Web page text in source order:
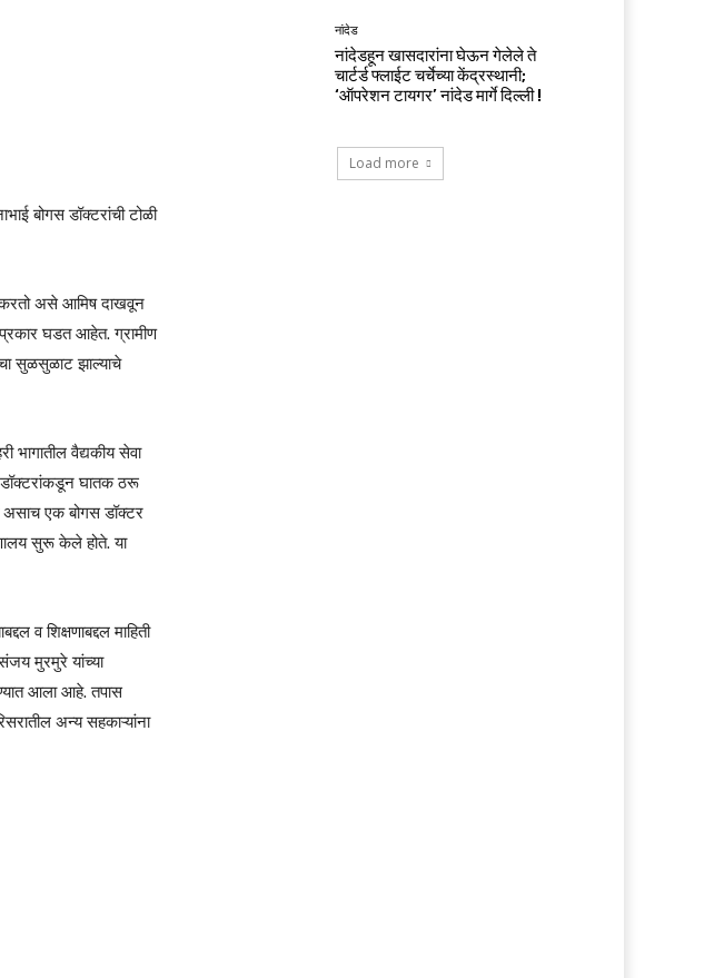
बोगस डॉक्टरांची टोळी
करतो असे आमिष दाखवून
प्रकार घडत आहेत. ग्रामीण
सुळसुळाट झाल्याचे
भागातील वैद्यकीय सेवा
डॉक्टरांकडून घातक ठरू
असाच एक बोगस डॉक्टर
सुरू केले होते. या
व शिक्षणाबद्दल माहिती
मुरमुरे यांच्या
आला आहे. तपास
अन्य सहकाऱ्यांना
नांदेड
नांदेडहून खासदारांना घेऊन गेलेले ते
चार्टर्ड फ्लाईट चर्चेच्या केंद्रस्थानी;
‘ऑपरेशन टायगर’ नांदेड मार्गे दिल्ली !
Load more